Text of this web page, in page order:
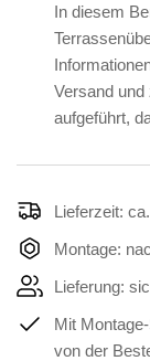
In diesem
Versand
aufgeführt,
Lieferzeit:
Montage:
Lieferung:
Mit
von der